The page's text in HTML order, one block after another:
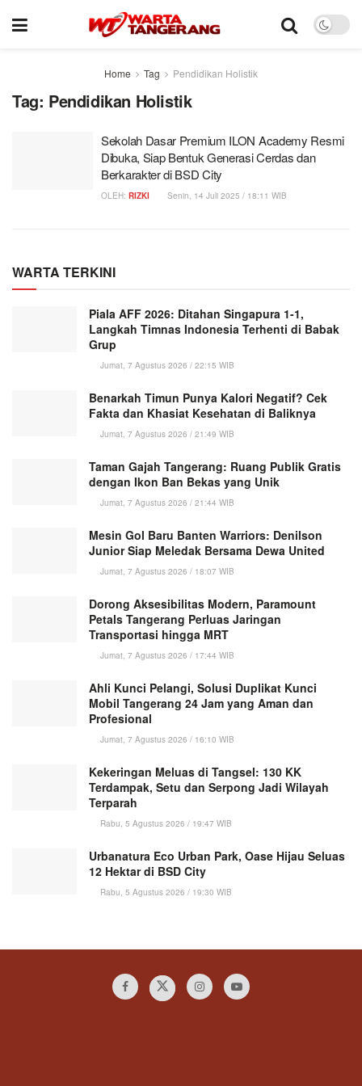
Home Tag Pendidikan Holistik
Tag: Pendidikan Holistik
Sekolah Dasar Premium ILON Academy Resmi
Dibuka, Siap Bentuk Generasi Cerdas dan
Berkarakter di BSD City
OLEH: RIZKI Senin, 14 Juli 2025 / 18:11 WIB
WARTA TERKINI
Piala AFF 2026: Ditahan Singapura 1-1,
Langkah Timnas Indonesia Terhenti di Babak
Grup
Jumat, 7 Agustus 2026 / 22:15 WIB
Benarkah Timun Punya Kalori Negatif? Cek
Fakta dan Khasiat Kesehatan di Baliknya
Jumat, 7 Agustus 2026 / 21:49 WIB
Taman Gajah Tangerang: Ruang Publik Gratis
dengan Ikon Ban Bekas yang Unik
Jumat, 7 Agustus 2026 / 21:44 WIB
Mesin Gol Baru Banten Warriors: Denilson
Junior Siap Meledak Bersama Dewa United
Jumat, 7 Agustus 2026 / 18:07 WIB
Dorong Aksesibilitas Modern, Paramount
Petals Tangerang Perluas Jaringan
Transportasi hingga MRT
Jumat, 7 Agustus 2026 / 17:44 WIB
Ahli Kunci Pelangi, Solusi Duplikat Kunci
Mobil Tangerang 24 Jam yang Aman dan
Profesional
Jumat, 7 Agustus 2026 / 16:10 WIB
Kekeringan Meluas di Tangsel: 130 KK
Terdampak, Setu dan Serpong Jadi Wilayah
Terparah
Rabu, 5 Agustus 2026 / 19:47 WIB
Urbanatura Eco Urban Park, Oase Hijau Seluas
12 Hektar di BSD City
Rabu, 5 Agustus 2026 / 19:30 WIB